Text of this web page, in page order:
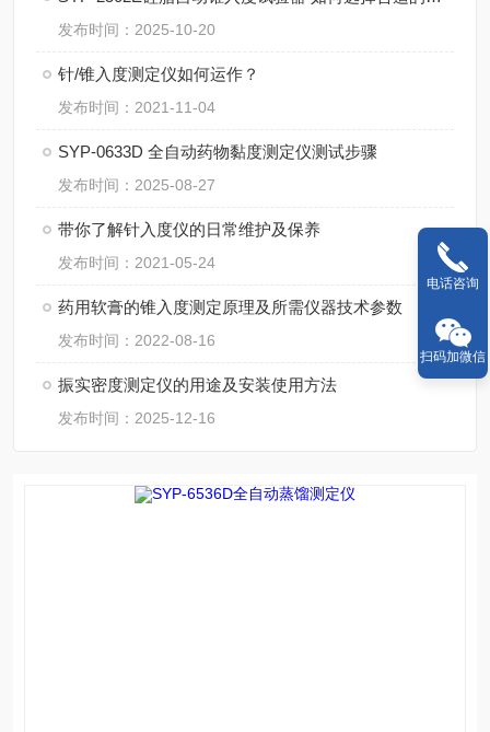
发布时间：2025-10-20
针/锥入度测定仪如何运作？
发布时间：2021-11-04
SYP-0633D 全自动药物黏度测定仪测试步骤
发布时间：2025-08-27
带你了解针入度仪的日常维护及保养
发布时间：2021-05-24
药用软膏的锥入度测定原理及所需仪器技术参数
发布时间：2022-08-16
振实密度测定仪的用途及安装使用方法
发布时间：2025-12-16
电话咨询
扫码加微信